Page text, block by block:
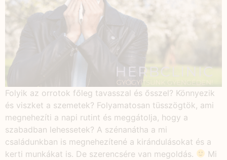
Folyik az orrotok főleg tavasszal és ősszel? Könnyezik
és viszket a szemetek? Folyamatosan tüsszögtök, ami
megnehezíti a napi rutint és meggátolja, hogy a
szabadban lehessetek? A szénanátha a mi
családunkban is megnehezítené a kirándulásokat és a
kerti munkákat is. De szerencsére van megoldás.
Mi